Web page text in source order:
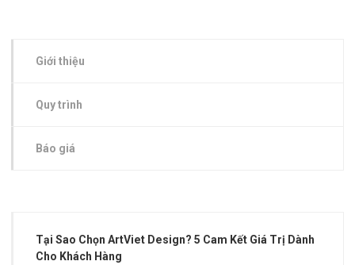
Giới thiệu
Quy trình
Báo giá
Tại Sao Chọn ArtViet Design? 5 Cam Kết Giá Trị Dành
Cho Khách Hàng